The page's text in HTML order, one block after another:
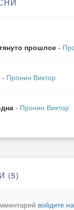
прошлое -
- Пронин Виктор
- Пронин Виктор
(5)
войдите